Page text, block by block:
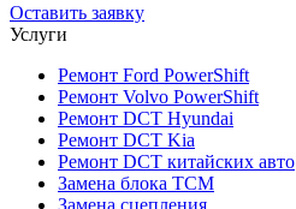
Оставить заявку
Услуги
Ремонт Ford PowerShift
Ремонт Volvo PowerShift
Ремонт DCT Hyundai
Ремонт DCT Kia
Ремонт DCT китайских авто
Замена блока TCM
Замена сцепления